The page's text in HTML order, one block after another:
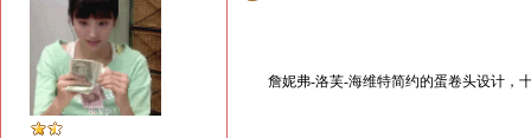
詹妮弗-洛芙-海维特简约的蛋卷头设计，